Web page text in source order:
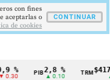
% 2,8 %
▲ 0.10
TRM
▲
con fines
aceptarlas o
de cookies
CONTINUAR